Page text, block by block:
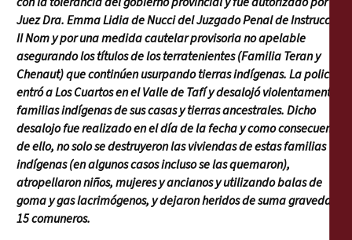
Juez Dra. Emma Lidia de Nucci del Juzgado Penal de Instrucción
II Nom y por una medida cautelar provisoriano apelable
asegurando los títulos de los terratenientes (Familia Teran y
Chenaut) que continúen usurpando tierras indígenas. La policía
entró a Los Cuartos en el Valle de Tafí y desalojó violentamente 22
familias indígenas de sus casas y tierras ancestrales. Dicho
desalojo fue realizado en el día de la fecha y como consecuencia
de ello, no solo se destruyeron las viviendas de estas familias
indígenas (en algunos casos incluso se las quemaron),
atropellaron niños, mujeres y ancianos y utilizando balas de
goma y gas lacrimógenos, y dejaron heridos de suma gravedad a
15 comuneros.